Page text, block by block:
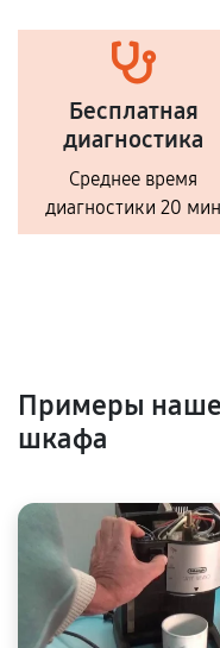
Бесплатная
диагностика
Среднее время
диагностики 20 мин
Примеры
шкафа